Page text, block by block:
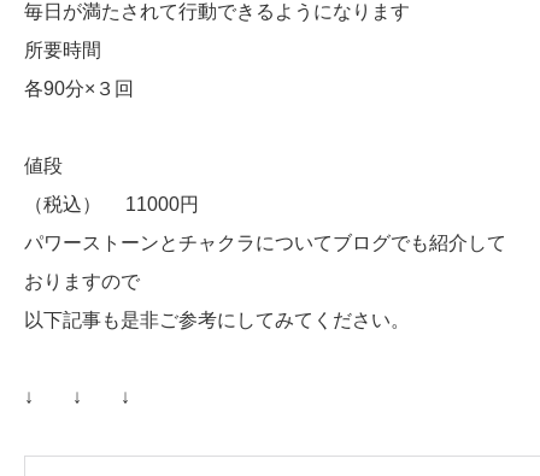
毎日が満たされて行動できるようになります
所要時間
各90分×３回
値段
（税込） 11000円
パワーストーンとチャクラについてブログでも紹介して
おりますので
以下記事も是非ご参考にしてみてください。
↓ ↓ ↓